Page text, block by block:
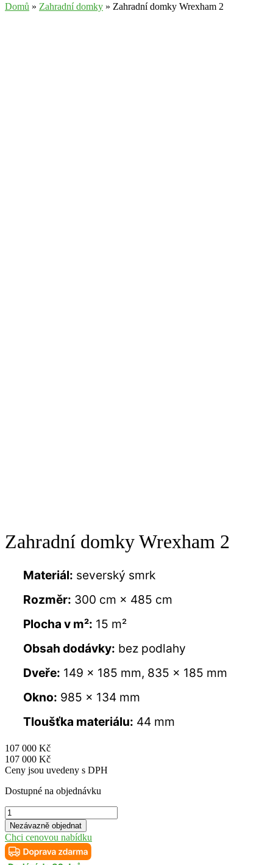
Domů » Zahradní domky » Zahradní domky Wrexham 2
Zahradní domky Wrexham 2
Materiál: severský smrk
Rozměr: 300 cm × 485 cm
Plocha v m²: 15 m²
Obsah dodávky: bez podlahy
Dveře: 149 × 185 mm, 835 × 185 mm
Okno: 985 × 134 mm
Tloušťka materiálu: 44 mm
107 000 Kč
107 000 Kč
Ceny jsou uvedeny s DPH
Dostupné na objednávku
Zahradní
domky
Wrexham
2
množství
Nezávazně objednat
Chci cenovou nabídku